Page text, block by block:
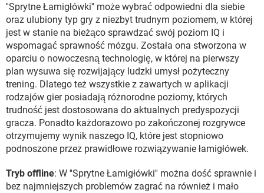
''Sprytne Łamigłówki'' może wybrać odpowiedni dla siebie
oraz ulubiony typ gry z niezbyt trudnym poziomem, w której
jest w stanie na bieżąco sprawdzać swój poziom IQ i
wspomagać sprawność mózgu. Została ona stworzona w
oparciu o nowoczesną technologię, w której na pierwszy
plan wysuwa się rozwijający ludzki umysł pożyteczny
trening. Dlatego też wszystkie z zawartych w aplikacji
rodzajów gier posiadają różnorodne poziomy, których
trudność jest dostosowana do aktualnych predyspozycji
gracza. Ponadto każdorazowo po zakończonej rozgrywce
otrzymujemy wynik naszego IQ, które jest stopniowo
podnoszone przez prawidłowe rozwiązywanie łamigłówek.
Tryb offline: W ''Sprytne Łamigłówki'' można dość sprawnie i
bez najmniejszych problemów zagrać na również i mało